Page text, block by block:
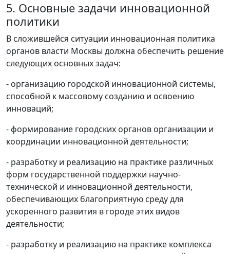
5. Основные задачи инновационной
политики
В сложившейся ситуации инновационная политика
органов власти Москвы должна обеспечить решение
следующих основных задач:
- организацию городской инновационной системы,
способной к массовому созданию и освоению
инноваций;
- формирование городских органов организации и
координации инновационной деятельности;
- разработку и реализацию на практике различных
форм государственной поддержки научно-
технической и инновационной деятельности,
обеспечивающих благоприятную среду для
ускоренного развития в городе этих видов
деятельности;
- разработку и реализацию на практике комплекса